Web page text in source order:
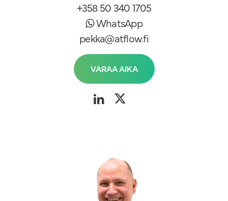
+358 50 340 1705
WhatsApp
pekka@atflow.fi
VARAA AIKA